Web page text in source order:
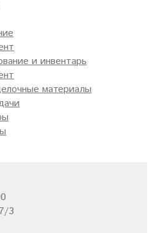
и инвентарь
материалы
3